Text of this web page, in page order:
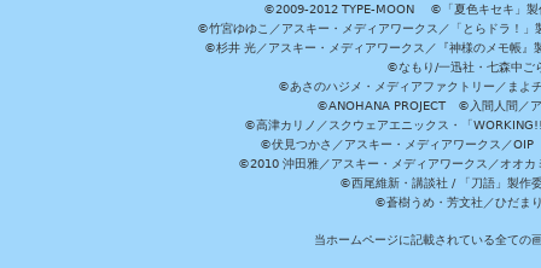
©2009-2012 TYPE-MOON ©「夏色キセキ」製
©竹宮ゆゆこ／アスキー・メディアワークス／「とらドラ！
©杉井 光／アスキー・メディアワークス／『神様のメモ帳
©なもり/一迅社・七森中
©あさのハジメ・メディアファクトリー／ま
©ANOHANA PROJECT ©入間人間／ア
©高津カリノ／スクウェアエニックス・「
©伏見つかさ／アスキー・メディアワークス／
©2010 沖田雅／アスキー・メディアワークス／オオ
©西尾維新・講談社 / 「刀語」製作
©蒼樹うめ・芳文社／ひだま
当ホームページに記載されている全ての